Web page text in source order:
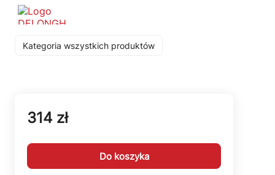
Kategoria wszystkich produktów
314 zł
Do koszyka